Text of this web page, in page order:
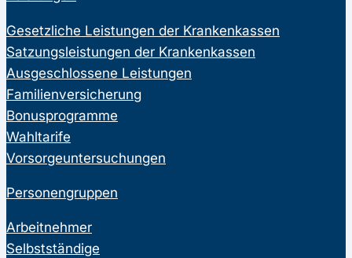
Gesetzliche Leistungen der Krankenkassen
Satzungsleistungen der Krankenkassen
Ausgeschlossene Leistungen
Familienversicherung
Bonusprogramme
Wahltarife
Vorsorgeuntersuchungen
Personengruppen
Arbeitnehmer
Selbstständige